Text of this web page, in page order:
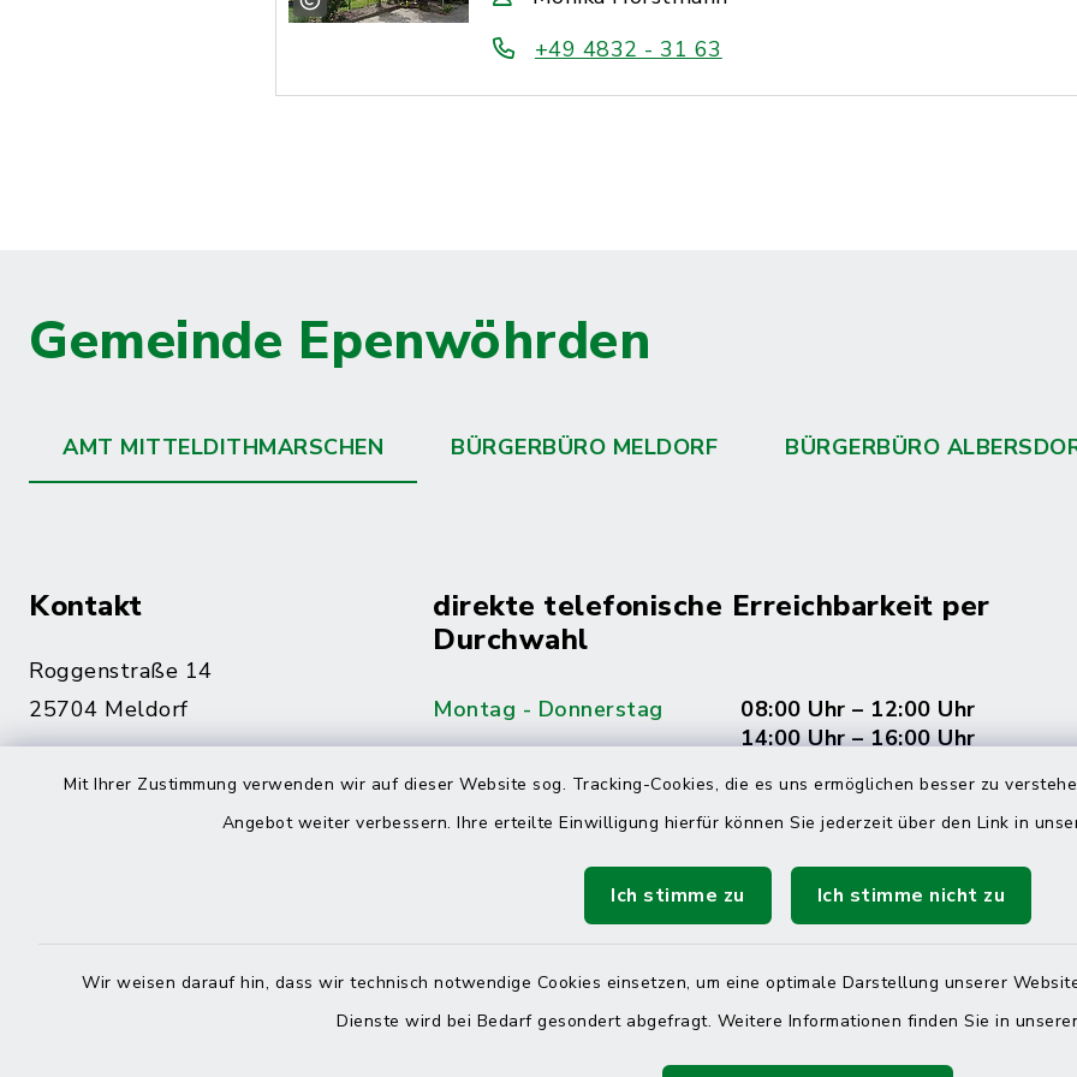
Mit Ihrer Zustimmung verwenden wir auf dieser Website sog. Tracking-Cookies, die es uns ermöglichen besser zu
Angebot weiter verbessern. Ihre erteilte Einwilligung hierfür können Sie jederzeit über den Link in
Ich stimme zu Ich stimme nicht zu
Wir weisen darauf hin, dass wir technisch notwendige Cookies einsetzen, um eine optimale Darstellung unserer
Dienste wird bei Bedarf gesondert abgefragt. Weitere Informationen finden Sie in
+49 4832 - 31 63
Gemeinde Epenwöhrden
AMT MITTELDITHMARSCHEN BÜRGERBÜRO MELDORF BÜRGERBÜRO
Kontakt
Roggenstraße 14
25704 Meldorf
04832 6065-215
direkte telefonische Erreichbarkeit per
Durchwahl
Montag - Donnerstag
08:00 Uhr – 12:00 Uhr
14:00 Uhr – 16:00 Uhr
Freitag
08:00 Uhr – 12:00 Uhr
Online-Terminvereinbarung
Haben Sie ein dringendes Anliegen, finden aber online
keinen zeitnahen Termin? Rufen Sie uns gerne unter der
Telefonnummer 04832 6065 0 an!